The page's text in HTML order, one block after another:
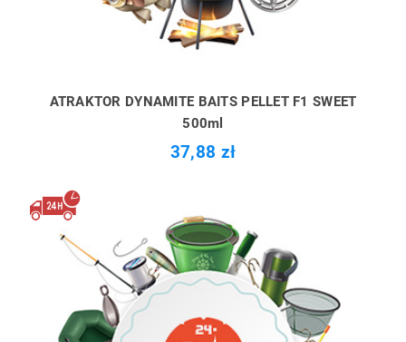
ATRAKTOR DYNAMITE BAITS PELLET F1 SWEET
500ml
37,88 zł